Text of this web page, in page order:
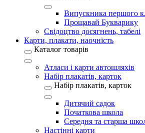
Випускника першого
Прощавай Букварику
Свідоцтво досягнень, табелі
Карти, плакати, наочність
Каталог товарів
Атласи і карти автошляхів
Набір плакатів, карток
Набір плакатів, карток
Дитячий садок
Початкова школа
Середня та старша
Настінні карти